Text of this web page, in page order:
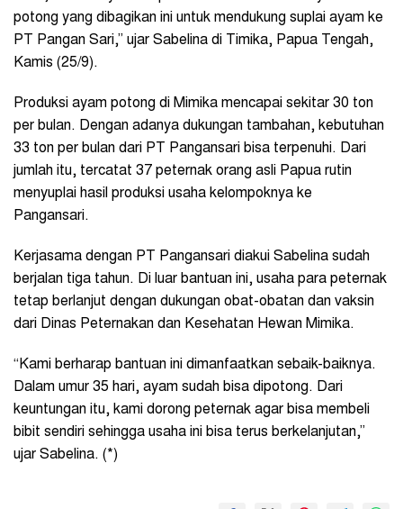
potong yang dibagikan ini untuk mendukung suplai ayam ke
PT Pangan Sari,” ujar Sabelina di Timika, Papua Tengah,
Kamis (25/9).
Produksi ayam potong di Mimika mencapai sekitar 30 ton
per bulan. Dengan adanya dukungan tambahan, kebutuhan
33 ton per bulan dari PT Pangansari bisa terpenuhi. Dari
jumlah itu, tercatat 37 peternak orang asli Papua rutin
menyuplai hasil produksi usaha kelompoknya ke
Pangansari.
Kerjasama dengan PT Pangansari diakui Sabelina sudah
berjalan tiga tahun. Di luar bantuan ini, usaha para peternak
tetap berlanjut dengan dukungan obat-obatan dan vaksin
dari Dinas Peternakan dan Kesehatan Hewan Mimika.
“Kami berharap bantuan ini dimanfaatkan sebaik-baiknya.
Dalam umur 35 hari, ayam sudah bisa dipotong. Dari
keuntungan itu, kami dorong peternak agar bisa membeli
bibit sendiri sehingga usaha ini bisa terus berkelanjutan,”
ujar Sabelina. (*)